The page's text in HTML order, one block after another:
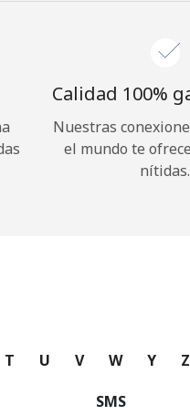
Calidad 100%
Nuestras
el mundo te
nítidas.
T U V W Y Z
SMS